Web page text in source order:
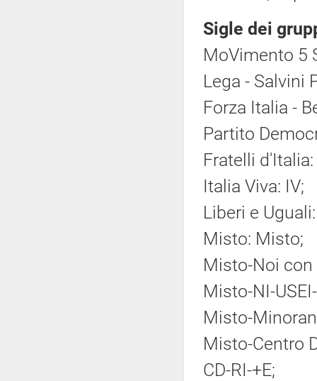
Sigle dei
MoVimento 5
Lega - Salvini
Forza Italia -
Partito
Fratelli d'Italia:
Italia Viva: IV;
Liberi e
Misto: Misto;
Misto-Noi con
Misto-NI-
Misto-
Misto-Centro
CD-RI-+E;